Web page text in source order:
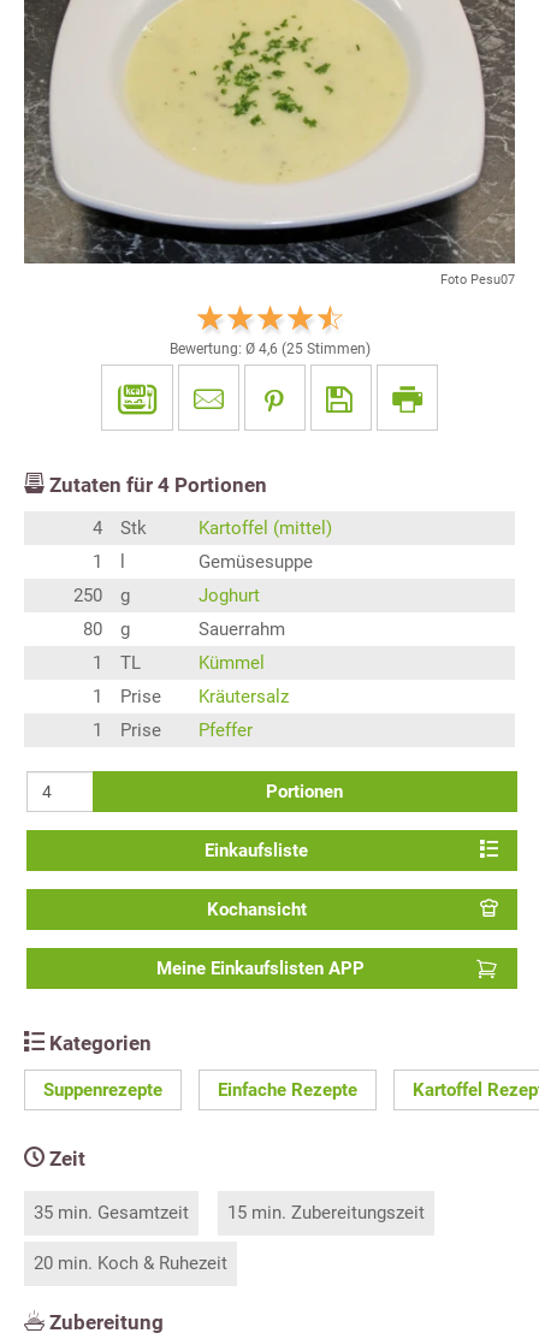
Foto Pesu07
Bewertung: Ø 4,6 (25Stimmen)
Zutaten für 4 Portionen
4 Stk
Kartoffel (mittel)
1
Gemüsesuppe
250
g
Joghurt
80
g
Sauerrahm
1
TL
Kümmel
1
Prise
Kräutersalz
1
Prise Pfeffer
Portionen
Einkaufsliste
Kochansicht
Meine Einkaufslisten APP
Kategorien
Suppenrezepte Einfache Rezepte Kartoffel
Zeit
35 min. Gesamtzeit 15 min. Zubereitungszeit
20 min. Koch & Ruhezeit
Zubereitung